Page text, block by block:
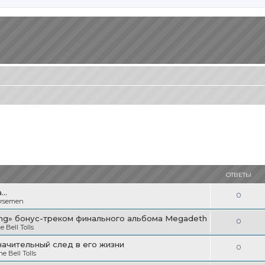
ОТВЕТЫ
0О
т
в
бонус-треком финального альбома Megadeth
Bell Tolls
0О
т
в
след в его жизни
Bell Tolls
0О
т